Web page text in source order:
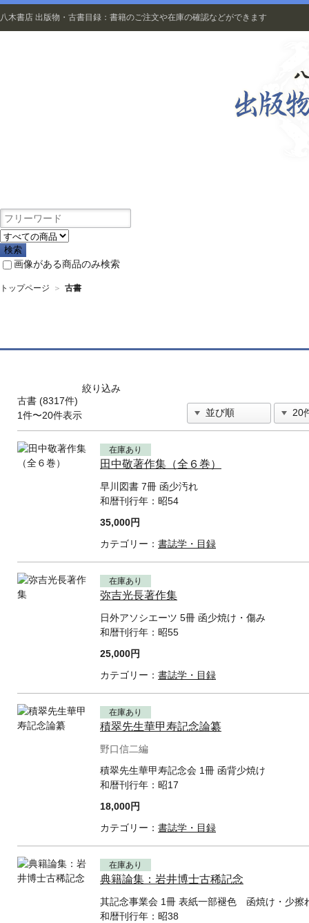
八木書店 出版物・古書目録：書籍のご注文や在庫の確認などができます
画像がある商品のみ検索
トップページ ＞ 古書
古書 (8317件)
1件〜20件表示
絞り込み
在庫あり
田中敬著作集（全６巻）
早川図書 7冊 函少汚れ
和暦刊行年： 昭54
35,000円
カテゴリー： 書誌学・目録
在庫あり
弥吉光長著作集
日外アソシエーツ 5冊 函少焼け・傷み
和暦刊行年： 昭55
25,000円
カテゴリー： 書誌学・目録
在庫あり
積翠先生華甲寿記念論纂
野口信二編
積翠先生華甲寿記念会 1冊 函背少焼け
和暦刊行年： 昭17
18,000円
カテゴリー： 書誌学・目録
在庫あり
典籍論集：岩井博士古稀記念
其記念事業会 1冊 表紙一部褪色 函焼け・少擦
和暦刊行年： 昭38